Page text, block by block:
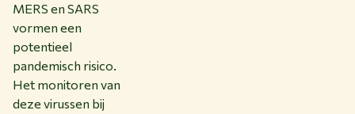
MERS en SARS
vormen een
potentieel
pandemisch risico.
Het monitoren van
deze virussen bij